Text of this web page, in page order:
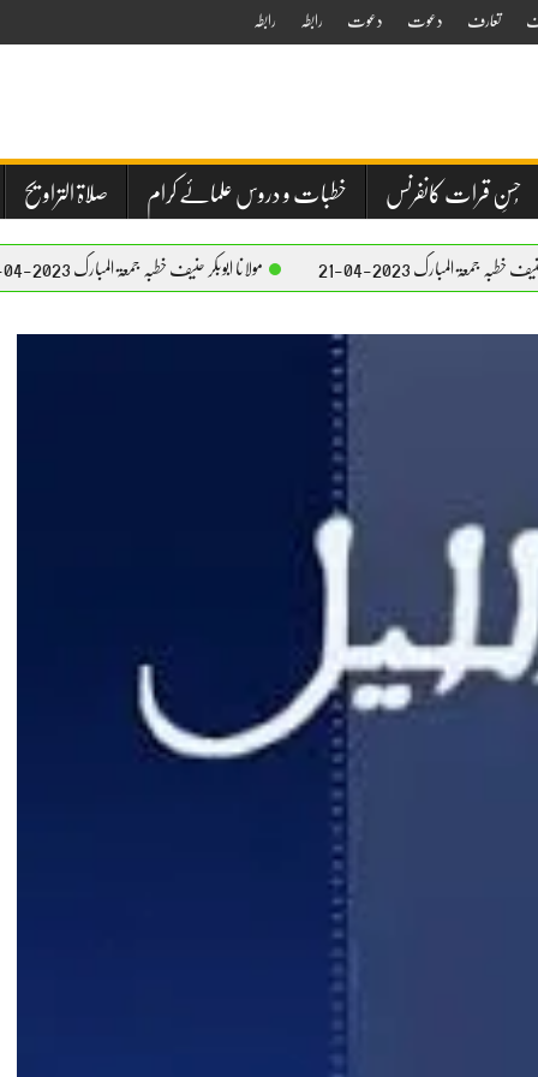
تعارف دعوت دعوت رابطہ رابطہ
حُسنِ قرات کانفرنس خطبات و دروس علمائے کرام صلاۃ التراویح
2023-04-21 مولانا ابوبکر حنیف خطبہ جمعۃ المبارک 2023-04-21